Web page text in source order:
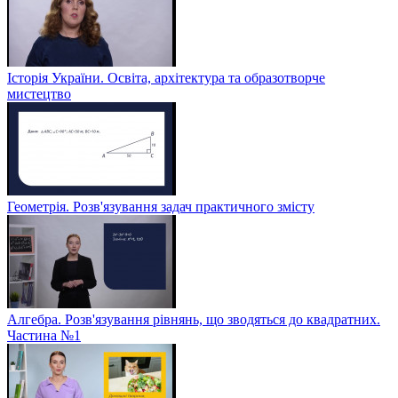
Історія України. Освіта, архітектура та образотворче
мистецтво
Геометрія. Розв'язування задач практичного змісту
Алгебра. Розв'язування рівнянь, що зводяться до квадратних.
Частина №1